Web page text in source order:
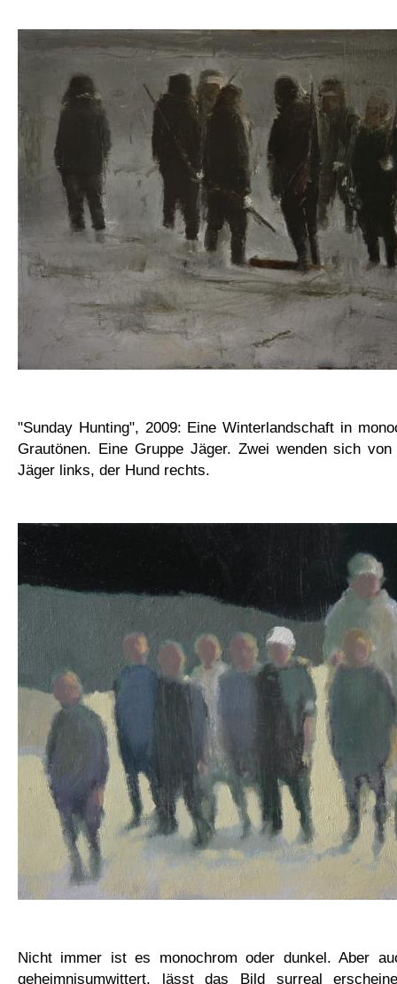
"Sunday Hunting", 2009: Eine Winterlandschaft in
Grautönen. Eine Gruppe Jäger. Zwei wenden sich
Jäger links, der Hund rechts.
Nicht immer ist es monochrom oder dunkel. Aber
geheimnisumwittert, lässt das Bild surreal